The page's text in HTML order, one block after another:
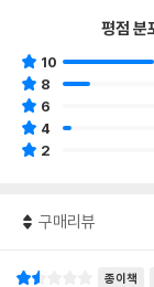
평점 분
10
8
6
4
2
구매리뷰
종이책